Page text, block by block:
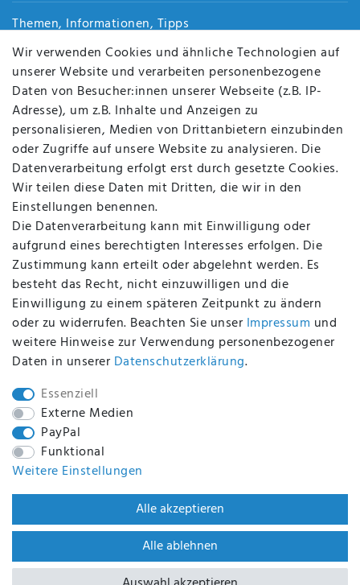
Themen, Informationen, Tipps
Jobs
Über uns
Kontakt
Datenschutz
AGB
FAQ
Batterieentsorgung
Altölverordnung
Impressum
BEQUEM UND SICHER BEZAHLEN MIT
BEI UNS SIND SIE SICHER!
WIR VERSENDEN MIT
WIR SIND ZERTIFIZIERT DURCH
Wir verwenden Cookies und ähnliche Technologien auf
unserer Website und verarbeiten personenbezogene
Daten von Besucher:innen unserer Webseite (z.B. IP-
Adresse), um z.B. Inhalte und Anzeigen zu
personalisieren, Medien von Drittanbietern einzubinden
oder Zugriffe auf unsere Website zu analysieren. Die
Datenverarbeitung erfolgt erst durch gesetzte Cookies.
Wir teilen diese Daten mit Dritten, die wir in den
Einstellungen benennen.
Die Datenverarbeitung kann mit Einwilligung oder
aufgrund eines berechtigten Interesses erfolgen. Die
Zustimmung kann erteilt oder abgelehnt werden. Es
besteht das Recht, nicht einzuwilligen und die
Einwilligung zu einem späteren Zeitpunkt zu ändern
oder zu widerrufen. Beachten Sie unser Impressum und
weitere Hinweise zur Verwendung personenbezogener
Daten in unserer Daten­schutz­erklärung.
Essenziell
Externe Medien
PayPal
Funktional
Weitere Einstellungen
Alle akzeptieren
Alle ablehnen